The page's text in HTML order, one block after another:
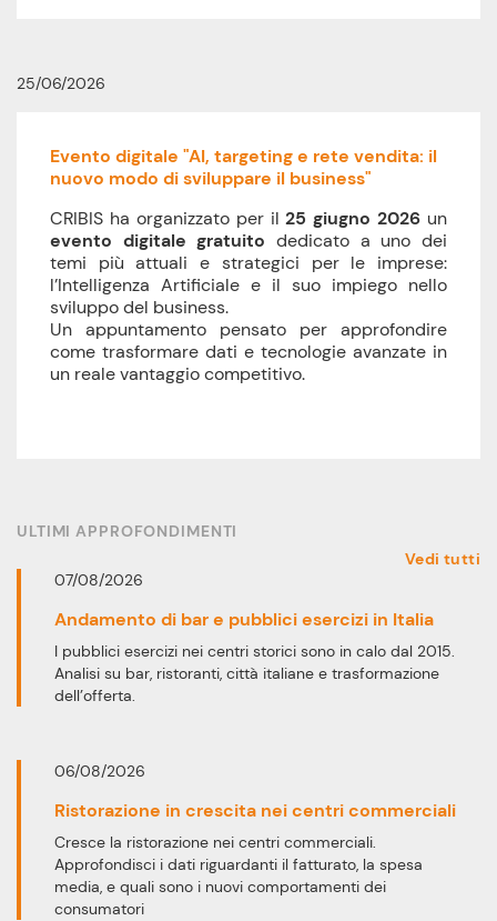
25/06/2026
Evento digitale "AI, targeting e rete vendita: il
nuovo modo di sviluppare il business"
CRIBIS ha organizzato per il25 giugno 2026 un
evento digitale gratuito dedicato a uno dei
temi più attuali e strategici per le imprese:
l’Intelligenza Artificiale e il suo impiego nello
sviluppo del business.
Un appuntamento pensato per approfondire
come trasformare dati e tecnologie avanzate in
un reale vantaggio competitivo.
ULTIMI APPROFONDIMENTI
Vedi tutti
07/08/2026
Andamento di bar e pubblici esercizi in Italia
I pubblici esercizi nei centri storici sono in calo dal 2015.
Analisi su bar, ristoranti, città italiane e trasformazione
dell’offerta.
06/08/2026
Ristorazione in crescita nei centri commerciali
Cresce la ristorazione nei centri commerciali.
Approfondisci i dati riguardanti il fatturato, la spesa
media, e quali sono i nuovi comportamenti dei
consumatori